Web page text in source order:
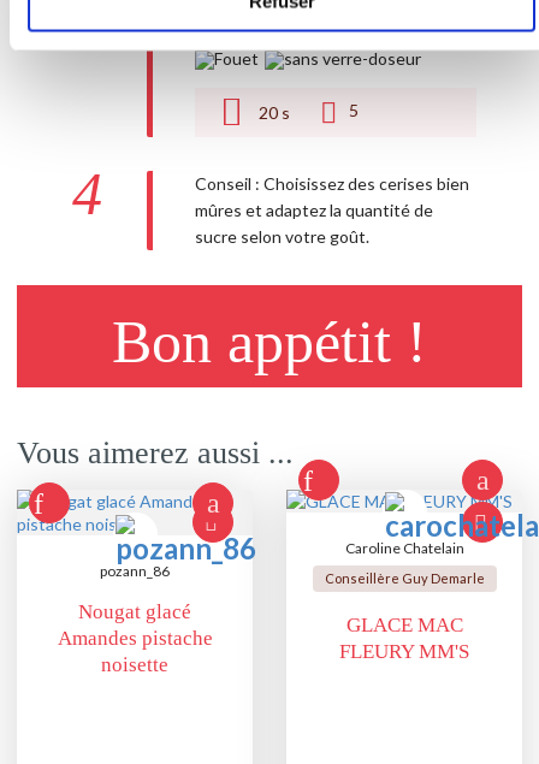
sorbet-minute est prêt à consommer.
Accessoire(s) :
20 s 5
4
Conseil : Choisissez des cerises bien
mûres et adaptez la quantité de
sucre selon votre goût.
Bon appétit !
Vous aimerez aussi ...
pozann_86
Nougat glacé
Amandes pistache
noisette
Caroline Chatelain
Conseillère Guy Demarle
GLACE MAC
FLEURY MM'S